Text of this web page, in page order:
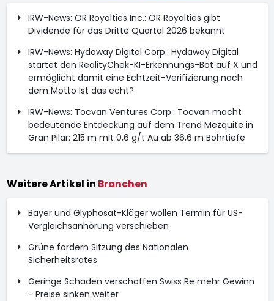
IRW-News: OR Royalties Inc.: OR Royalties gibt
Dividende für das Dritte Quartal 2026 bekannt
IRW-News: Hydaway Digital Corp.: Hydaway Digital
startet den RealityChek-KI-Erkennungs-Bot auf X und
ermöglicht damit eine Echtzeit-Verifizierung nach
dem Motto Ist das echt?
IRW-News: Tocvan Ventures Corp.: Tocvan macht
bedeutende Entdeckung auf dem Trend Mezquite in
Gran Pilar: 215 m mit 0,6 g/t Au ab 36,6 m Bohrtiefe
Weitere Artikel in Branchen
Bayer und Glyphosat-Kläger wollen Termin für US-
Vergleichsanhörung verschieben
Grüne fordern Sitzung des Nationalen
Sicherheitsrates
Geringe Schäden verschaffen Swiss Re mehr Gewinn
- Preise sinken weiter